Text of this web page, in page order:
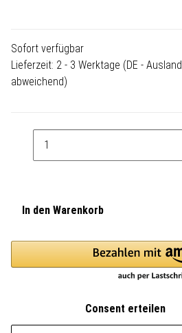
Sofort verfügbar
Lieferzeit: 2 - 3 Werktage (DE - Ausland
abweichend)
In den Warenkorb
Consent erteilen